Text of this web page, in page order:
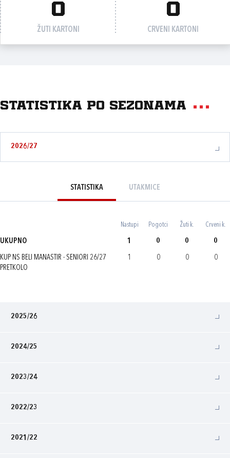
0
ŽUTI KARTONI
0
CRVENI KARTONI
Statistika po sezonama
2026/27
STATISTIKA UTAKMICE
Nastupi Pogotci Žuti k. Crveni k.
UKUPNO 1 0 0 0
KUP NS BELI MANASTIR - SENIORI 26/27
PRETKOLO
1 0 0 0
2025/26
2024/25
2023/24
2022/23
2021/22